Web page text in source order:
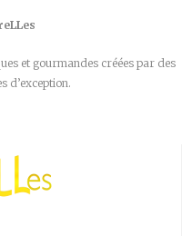
et gourmandes créées par des
d’exception.